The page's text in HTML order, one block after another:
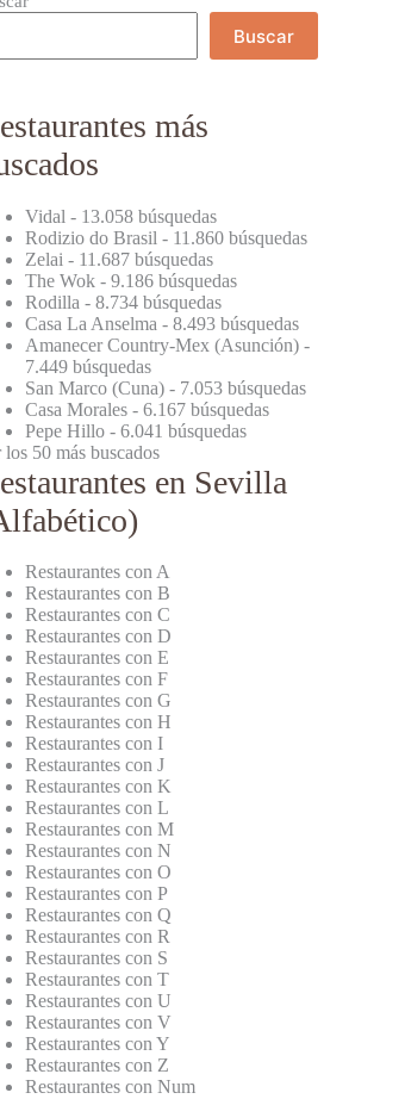
Buscar
más
Vidal - 13.058 búsquedas
Rodizio do Brasil - 11.860 búsquedas
Zelai - 11.687 búsquedas
The Wok - 9.186 búsquedas
Rodilla - 8.734 búsquedas
Casa La Anselma - 8.493 búsquedas
Amanecer Country-Mex (Asunción) -
7.449 búsquedas
San Marco (Cuna) - 7.053 búsquedas
Casa Morales - 6.167 búsquedas
Pepe Hillo - 6.041 búsquedas
los 50 más buscados
en Sevilla
Restaurantes con A
Restaurantes con B
Restaurantes con C
Restaurantes con D
Restaurantes con E
Restaurantes con F
Restaurantes con G
Restaurantes con H
Restaurantes con I
Restaurantes con J
Restaurantes con K
Restaurantes con L
Restaurantes con M
Restaurantes con N
Restaurantes con O
Restaurantes con P
Restaurantes con Q
Restaurantes con R
Restaurantes con S
Restaurantes con T
Restaurantes con U
Restaurantes con V
Restaurantes con Y
Restaurantes con Z
Restaurantes con Num